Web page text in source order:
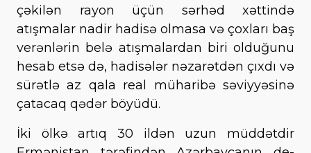
çəkilən rayon üçün sərhəd xəttində
atışmalar nadir hadisə olmasa və çoxları baş
verənlərin belə atışmalardan biri olduğunu
hesab etsə də, hadisələr nəzarətdən çıxdı və
sürətlə az qala real müharibə səviyyəsinə
çatacaq qədər böyüdü.
İki ölkə artıq 30 ildən uzun müddətdir